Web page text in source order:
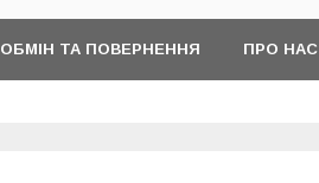
ОБМІН ТА ПОВЕРНЕННЯ ПРО НАС